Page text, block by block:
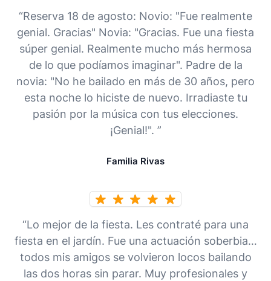
“Reserva 18 de agosto: Novio: "Fue realmente
genial. Gracias" Novia: "Gracias. Fue una fiesta
súper genial. Realmente mucho más hermosa
de lo que podíamos imaginar". Padre de la
novia: "No he bailado en más de 30 años, pero
esta noche lo hiciste de nuevo. Irradiaste tu
pasión por la música con tus elecciones.
¡Genial!". ”
Familia Rivas
“Lo mejor de la fiesta. Les contraté para una
fiesta en el jardín. Fue una actuación soberbia…
todos mis amigos se volvieron locos bailando
las dos horas sin parar. Muy profesionales y